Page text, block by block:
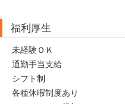
福利厚生
未経験ＯＫ
通勤手当支給
シフト制
各種休暇制度あり